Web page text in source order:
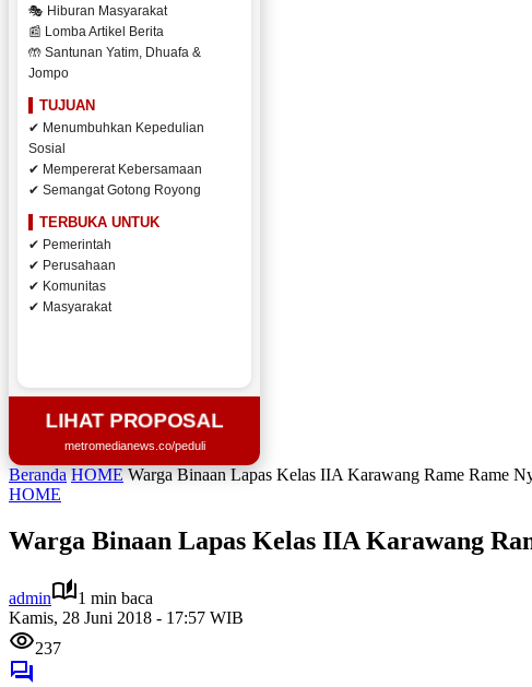
🎭 Hiburan Masyarakat
📰 Lomba Artikel Berita
🤲 Santunan Yatim, Dhuafa &
Jompo
TUJUAN
✔ Menumbuhkan Kepedulian
Sosial
✔ Mempererat Kebersamaan
✔ Semangat Gotong Royong
TERBUKA UNTUK
✔ Pemerintah
✔ Perusahaan
✔ Komunitas
✔ Masyarakat
LIHAT PROPOSAL
metromedianews.co/peduli
Beranda HOME Warga Binaan Lapas Kelas IIA Karawang Rame Rame
HOME
Warga Binaan Lapas Kelas IIA Karawang
admin
1 min baca
Kamis, 28 Juni 2018 - 17:57 WIB
237